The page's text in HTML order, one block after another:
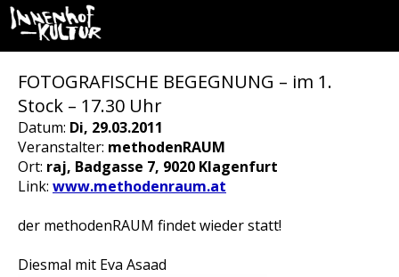
FOTOGRAFISCHE BEGEGNUNG – im 1.
Stock – 17.30 Uhr
Datum: Di, 29.03.2011
Veranstalter: methodenRAUM
Ort: raj, Badgasse 7, 9020 Klagenfurt
Link: www.methodenraum.at
der methodenRAUM findet wieder statt!
Diesmal mit Eva Asaad